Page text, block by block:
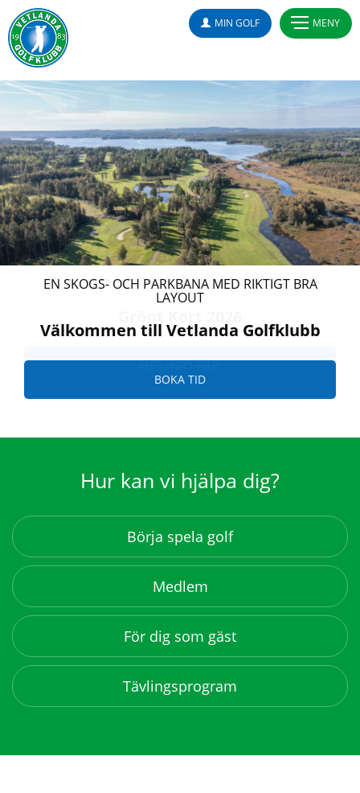
MIN GOLF MENY
BÖRJA SPELA GOLF I VETLANDA
MER INFO HÄR!
Hur kan vi hjälpa dig?
Börja spela golf
Medlem
För dig som gäst
Tävlingsprogram